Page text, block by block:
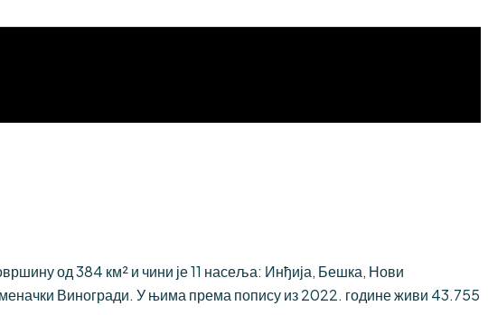
од 384 км² и чини је 11 насеља: Инђија, Бешка, Нови
Виногради. У њима према попису из 2022. године живи 43.755